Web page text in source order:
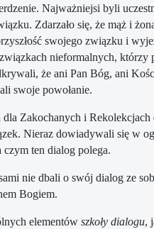
Najważniejsi byli
Zdarzało się, że mąż i
swojego związku i
nieformalnych,
że ani Pan Bóg, ani
swoje powołanie.
Zakochanych i
Nieraz dowiadywali się w
ten dialog polega.
nie dbali o swój dialog ze
Bogiem.
elementów szkoły dialogu,